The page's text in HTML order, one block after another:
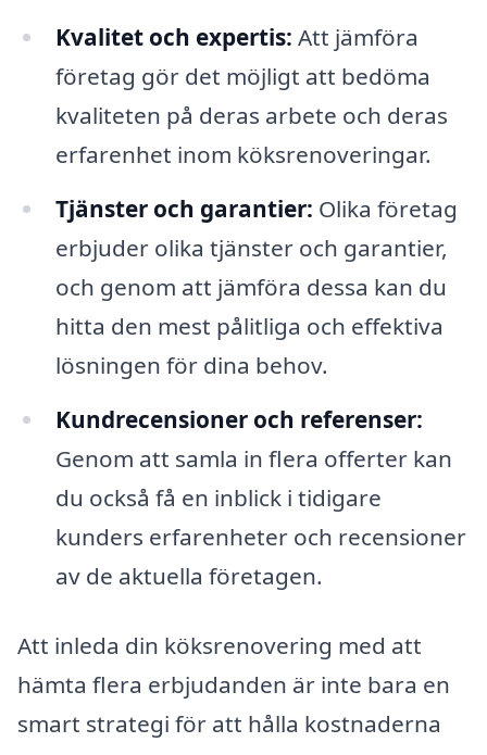
Kvalitet och expertis: Att jämföra
företag gör det möjligt att bedöma
kvaliteten på deras arbete och deras
erfarenhet inom köksrenoveringar.
Tjänster och garantier: Olika företag
erbjuder olika tjänster och garantier,
och genom att jämföra dessa kan du
hitta den mest pålitliga och effektiva
lösningen för dina behov.
Kundrecensioner och referenser:
Genom att samla in flera offerter kan
du också få en inblick i tidigare
kunders erfarenheter och recensioner
av de aktuella företagen.
Att inleda din köksrenovering med att
hämta flera erbjudanden är inte bara en
smart strategi för att hålla kostnaderna